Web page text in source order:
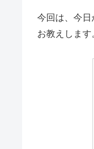
今回は、今
お教えします